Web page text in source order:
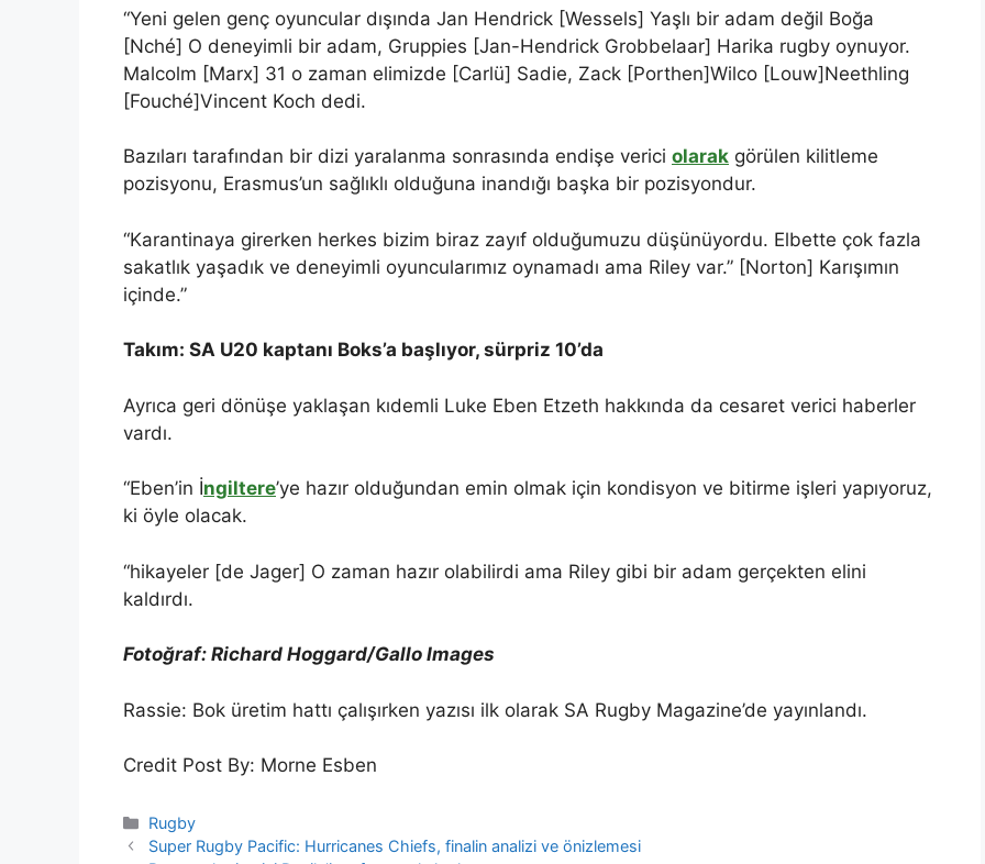
“Yeni gelen genç oyuncular dışında Jan Hendrick [Wessels] Yaşlı bir adam değil Boğa
[Nché] O deneyimli bir adam, Gruppies [Jan-Hendrick Grobbelaar] Harika rugby oynuyor.
Malcolm [Marx] 31 o zaman elimizde [Carlü] Sadie, Zack [Porthen]Wilco [Louw]Neethling
[Fouché]Vincent Koch dedi.
Bazıları tarafından bir dizi yaralanma sonrasında endişe verici olarak görülen kilitleme
pozisyonu, Erasmus’un sağlıklı olduğuna inandığı başka bir pozisyondur.
“Karantinaya girerken herkes bizim biraz zayıf olduğumuzu düşünüyordu. Elbette çok fazla
sakatlık yaşadık ve deneyimli oyuncularımız oynamadı ama Riley var.” [Norton] Karışımın
içinde.”
Takım: SA U20 kaptanı Boks’a başlıyor, sürpriz 10’da
Ayrıca geri dönüşe yaklaşan kıdemli Luke Eben Etzeth hakkında da cesaret verici haberler
vardı.
“Eben’in İngiltere’ye hazır olduğundan emin olmak için kondisyon ve bitirme işleri yapıyoruz,
ki öyle olacak.
“hikayeler [de Jager] O zaman hazır olabilirdi ama Riley gibi bir adam gerçekten elini
kaldırdı.
Fotoğraf: Richard Hoggard/Gallo Images
Rassie: Bok üretim hattı çalışırken yazısı ilk olarak SA Rugby Magazine’de yayınlandı.
Credit Post By: Morne Esben
Categories
Rugby
Super Rugby Pacific: Hurricanes Chiefs, finalin analizi ve önizlemesi